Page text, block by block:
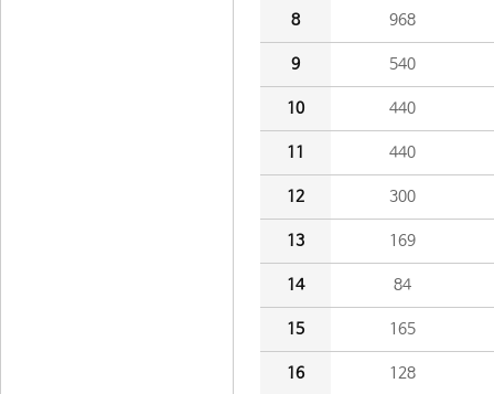
8 968
9 540
10 440
11 440
12 300
13 169
14 84
15 165
16 128